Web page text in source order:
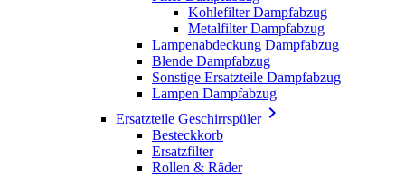
Kohlefilter Dampfabzug
Metalfilter Dampfabzug
Lampenabdeckung Dampfabzug
Blende Dampfabzug
Sonstige Ersatzteile Dampfabzug
Lampen Dampfabzug
Ersatzteile Geschirrspüler
Besteckkorb
Ersatzfilter
Rollen & Räder